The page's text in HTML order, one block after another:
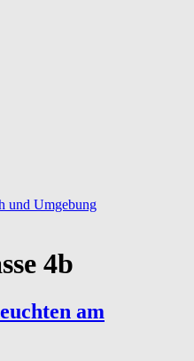
und Umgebung
4b
am